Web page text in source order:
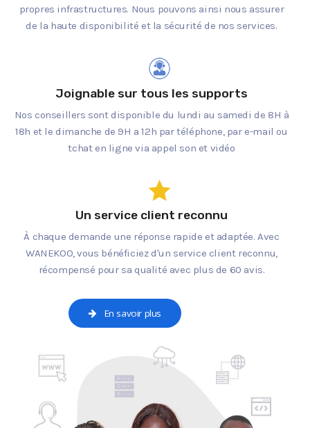
propres infrastructures. Nous pouvons ainsi nous assurer
de la haute disponibilité et la sécurité de nos services.
Joignable sur tous les supports
Nos conseillers sont disponible du lundi au samedi de 8H à
18h et le dimanche de 9H a 12h par téléphone, par e-mail ou
tchat en ligne via appel son et vidéo
Un service client reconnu
À chaque demande une réponse rapide et adaptée. Avec
WANEKOO, vous bénéficiez d'un service client reconnu,
récompensé pour sa qualité avec plus de 60 avis.
En savoir plus